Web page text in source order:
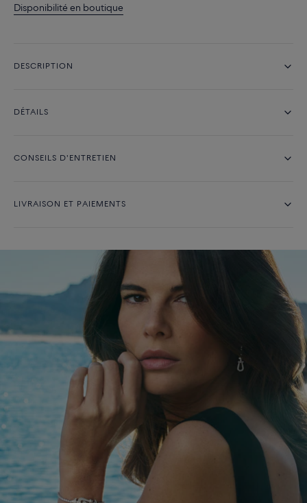
Disponibilité en boutique
DESCRIPTION
DÉTAILS
CONSEILS D'ENTRETIEN
LIVRAISON ET PAIEMENTS